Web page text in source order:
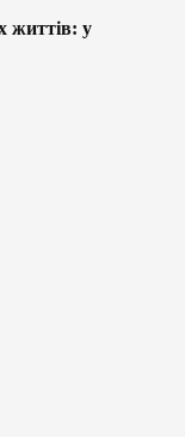
життів: у